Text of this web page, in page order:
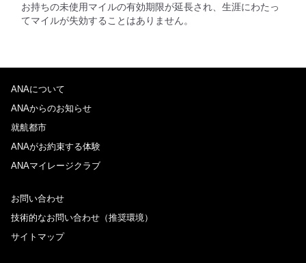
お持ちの未使用マイルの有効期限が延長され、生涯にわたっ
てマイルが失効することはありません。
ANAについて
ANAからのお知らせ
就航都市
ANAがお約束する体験
ANAマイレージクラブ
お問い合わせ
技術的なお問い合わせ（推奨環境）
サイトマップ